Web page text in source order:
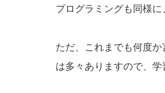
プログラミングも同様
ただ、これまでも何度
は多々ありますので、学